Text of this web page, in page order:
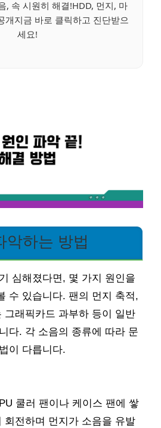
, 속 시원히 해결!HDD, 먼지, 마
개지금 바로 클릭하고 진단받으
세요!
악하는 방법
심해졌다면, 몇 가지 원인을
수 있습니다. 팬의 먼지 축적,
그래픽카드 과부하 등이 일반
다. 각 소음의 종류에 따라 문
이 다릅니다.
쿨러 팬이나 케이스 팬에 쌓
회전하며 먼지가 소음을 유발